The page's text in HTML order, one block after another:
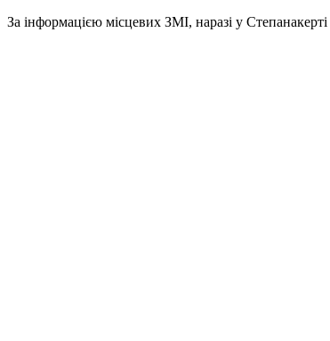
За інформацією місцевих ЗМІ, наразі у